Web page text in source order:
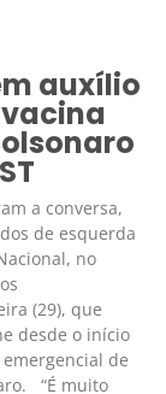
auxílio
a conversa,
de esquerda
no
(29), que
desde o início
de
“É muito